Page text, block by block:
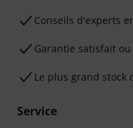
Conseils d'experts
Garantie satisfait
Le plus grand stock
Service